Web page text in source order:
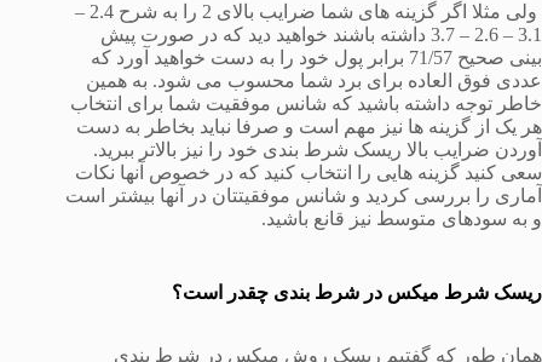
ولی مثلا اگر گزینه های شما ضرایب بالای 2 را به شرح 2.4 –
3.1 – 2.6 – 3.7 داشته باشند خواهید دید که در صورت پیش
بینی صحیح 71/57 برابر پول خود را به دست خواهید آورد که
عددی فوق العاده برای برد شما محسوب می شود. به همین
خاطر توجه داشته باشید که شانس موفقیت شما برای انتخاب
هر یک از گزینه ها نیز مهم است و صرفا نباید بخاطر به دست
آوردن ضرایب بالا ریسک شرط بندی خود را نیز بالاتر ببرید.
سعی کنید گزینه هایی را انتخاب کنید که در خصوص آنها نکات
آماری را بررسی کردید و شانس موفقیتتان در آنها بیشتر است
و به سودهای متوسط نیز قانع باشید.
ریسک شرط میکس در شرط بندی چقدر است؟
همان طور که گفتیم ریسک روش میکس در شرط بندی